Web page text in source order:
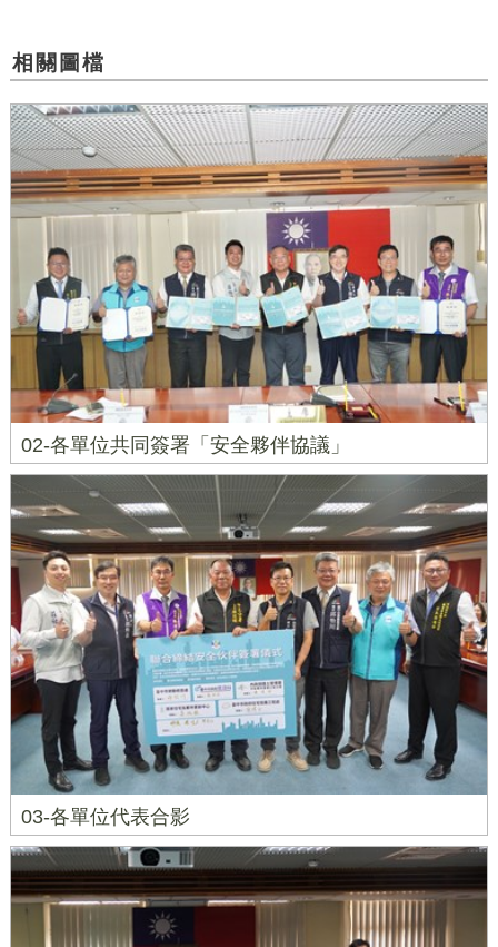
相關圖檔
02-各單位共同簽署「安全夥伴協議」
03-各單位代表合影